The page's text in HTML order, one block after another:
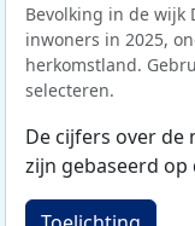
Bevolking in de wijk
inwoners in 2025,
herkomstland.
selecteren.
De cijfers over
zijn gebaseerd op